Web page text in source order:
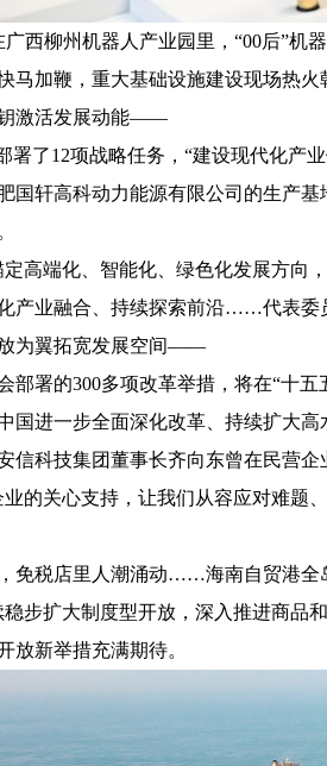
柳州机器人产业园里，“00后”机
加鞭，重大基础设施建设现场热火
激活发展动能——
了12项战略任务，“建设现代化产
轩高科动力能源有限公司的生产基
端化、智能化、绿色化发展方向
业融合、持续探索前沿……代表委
为翼拓宽发展空间——
署的300多项改革举措，将在“十五
进一步全面深化改革、持续扩大高
科技集团董事长齐向东曾在民营企
关心支持，让我们从容应对难题、
税店里人潮涌动……海南自贸港全
扩大制度型开放，深入推进商品和
放新举措充满期待。